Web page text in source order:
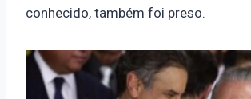
conhecido, também foi preso.